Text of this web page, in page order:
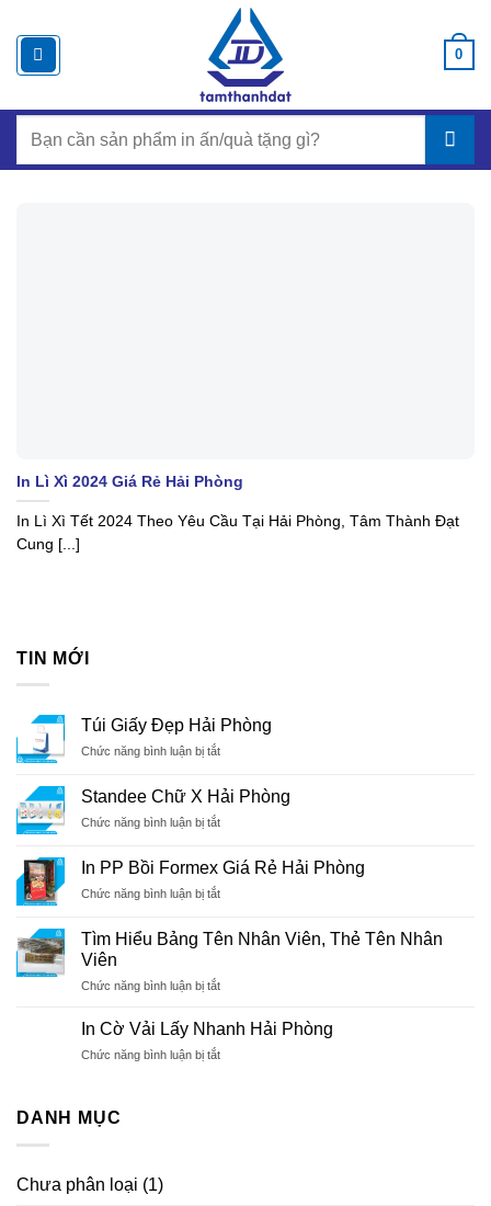
đến
nội
0
for:
In Lì Xì 2024 Giá Rẻ Hải Phòng
In Lì Xì Tết 2024 Theo Yêu Cầu Tại Hải Phòng, Tâm Thành Đạt
Cung [...]
TIN MỚI
Túi Giấy Đẹp Hải Phòng
Chức năng bình luận bị tắtở
Giấy
Đẹp
Hải
Standee Chữ X Hải Phòng
Chức năng bình luận bị tắtở
Chữ
X
Hải
In PP Bồi Formex Giá Rẻ Hải Phòng
Chức năng bình luận bị tắtở
PP
Bồi
Giá
Hải
Tìm Hiểu Bảng Tên Nhân Viên, Thẻ Tên Nhân
Viên
Chức năng bình luận bị tắtở
Hiểu
Tên
In Cờ Vải Lấy Nhanh Hải Phòng
Chức năng bình luận bị tắtở
DANH MỤC
Chưa phân loại (1)